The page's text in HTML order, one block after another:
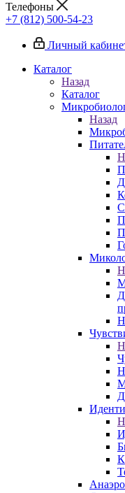
Телефоны
+7 (812) 500-54-23
Личный
Каталог
Назад
Каталог
Назад